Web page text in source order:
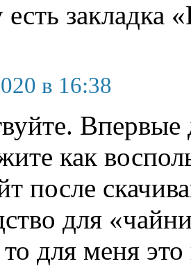
закладка
в 16:38
как
после
для
для меня